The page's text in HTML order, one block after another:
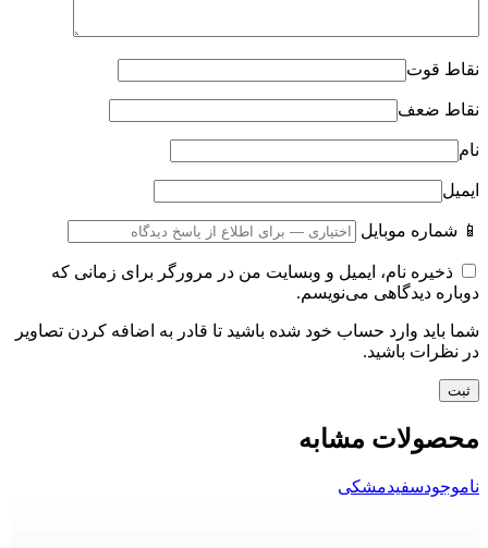
نقاط قوت
نقاط ضعف
نام
ایمیل
📱 شماره موبایل
ذخیره نام، ایمیل و وبسایت من در مرورگر برای زمانی که
دوباره دیدگاهی می‌نویسم.
شما باید وارد حساب خود شده باشید تا قادر به اضافه کردن تصاویر
در نظرات باشید.
محصولات مشابه
ناموجودسفیدمشکی